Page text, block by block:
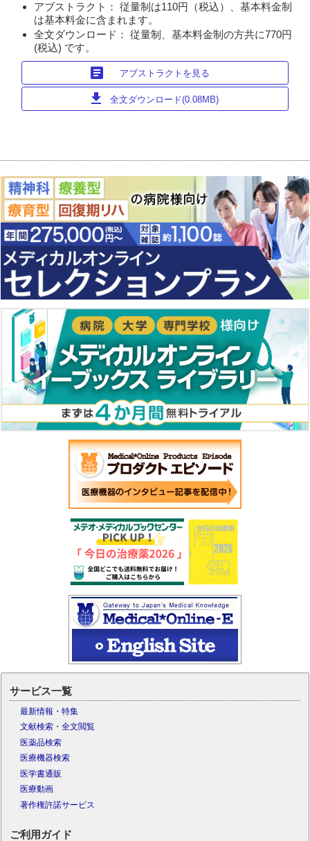
アブストラクト： 従量制は110円（税込）、基本料金制
は基本料金に含まれます。
全文ダウンロード： 従量制、基本料金制の方共に770円
(税込) です。
article アブストラクトを見る
download 全文ダウンロード(0.08MB)
サービス一覧
最新情報・特集
文献検索・全文閲覧
医薬品検索
医療機器検索
医学書通販
医療動画
著作権許諾サービス
ご利用ガイド